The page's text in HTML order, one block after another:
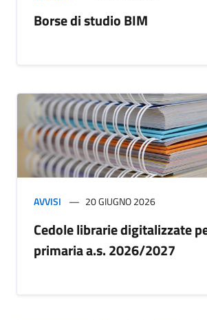
Borse di studio BIM
AVVISI 20 GIUGNO 2026
Cedole librarie digitalizzate
primaria a.s. 2026/2027